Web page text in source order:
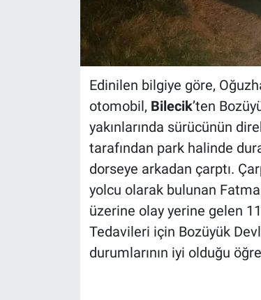
Edinilen bilgiye göre,
otomobil, Bilecik’ten
yakınlarında sürücünün
tarafından park halinde
dorseye arkadan çarptı.
yolcu olarak bulunan
üzerine olay yerine gelen
Tedavileri için Bozüyük
durumlarının iyi olduğu
Bilim ve Teknoloji